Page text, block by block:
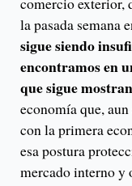
la pasada semana
sigue siendo
encontramos en
que sigue
economía que,
con la primera
esa postura
mercado interno y